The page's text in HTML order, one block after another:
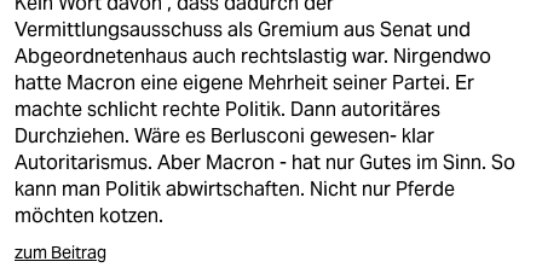
Vermittlungsausschuss als Gremium aus Senat und
Abgeordnetenhaus auch rechtslastig war. Nirgendwo
hatte Macron eine eigene Mehrheit seiner Partei. Er
machte schlicht rechte Politik. Dann autoritäres
Durchziehen. Wäre es Berlusconi gewesen- klar
Autoritarismus. Aber Macron - hat nur Gutes im Sinn. So
kann man Politik abwirtschaften. Nicht nur Pferde
möchten kotzen.
zum Beitrag